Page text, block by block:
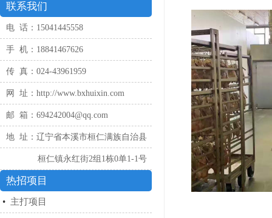
联系我们
电 话：15041445558
手 机：18841467626
传 真：024-43961959
网 址：http://www.bxhuixin.com
邮 箱：694242004@qq.com
地 址：辽宁省本溪市桓仁满族自治县
桓仁镇永红街2组1栋0单1-1号
热招项目
• 主打项目